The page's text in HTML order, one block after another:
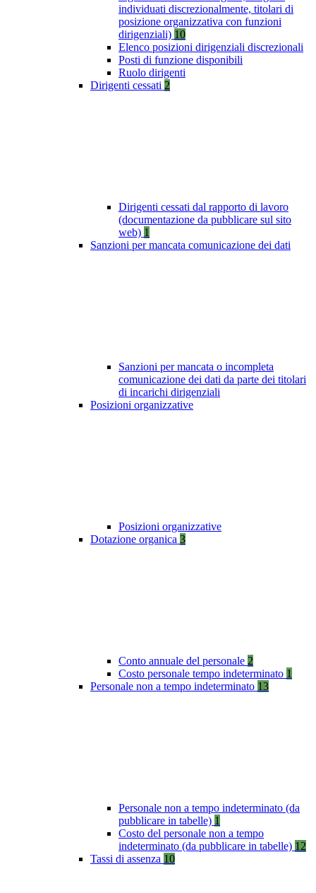
individuati discrezionalmente, titolari di
posizione organizzativa con funzioni
dirigenziali) 10
Elenco posizioni dirigenziali discrezionali
Posti di funzione disponibili
Ruolo dirigenti
Dirigenti cessati 2
Dirigenti cessati dal rapporto di lavoro
(documentazione da pubblicare sul sito
web) 1
Sanzioni per mancata comunicazione dei dati
Sanzioni per mancata o incompleta
comunicazione dei dati da parte dei titolari
di incarichi dirigenziali
Posizioni organizzative
Posizioni organizzative
Dotazione organica 3
Conto annuale del personale 2
Costo personale tempo indeterminato 1
Personale non a tempo indeterminato 13
Personale non a tempo indeterminato (da
pubblicare in tabelle) 1
Costo del personale non a tempo
indeterminato (da pubblicare in tabelle) 12
Tassi di assenza 10